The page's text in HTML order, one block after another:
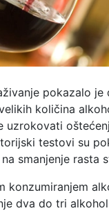
pokazalo je
količina
uzrokovati
testovi su
smanjenje rasta
konzumiranjem
dva do tri